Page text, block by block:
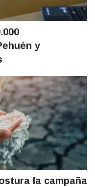
y
la campaña